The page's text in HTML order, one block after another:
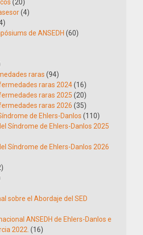
(20)
(4)
de ANSEDH (60)
raras (94)
raras 2024(16)
raras 2025 (20)
raras 2026 (35)
de Ehlers-Danlos (110)
Síndrome de Ehlers-Danlos 2025
Síndrome de Ehlers-Danlos 2026
sobre el Abordaje del SED
ANSEDH de Ehlers-Danlos e
2022. (16)